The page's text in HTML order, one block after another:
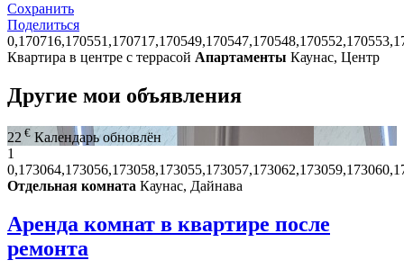
Сохранить
Поделиться
Квартира в центре с террасой Апартаменты Каунас, Центр
Другие мои объявления
22 € Календарь обновлён
1
Отдельная комната Каунас, Дайнава
Аренда комнат в квартире после
ремонта